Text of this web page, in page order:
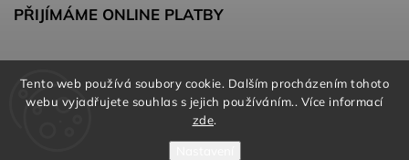
Tento web používá soubory cookie. Dalším procházením tohoto
webu vyjadřujete souhlas s jejich používáním.. Více informací
zde.
PŘIJÍMÁME ONLINE PLATBY